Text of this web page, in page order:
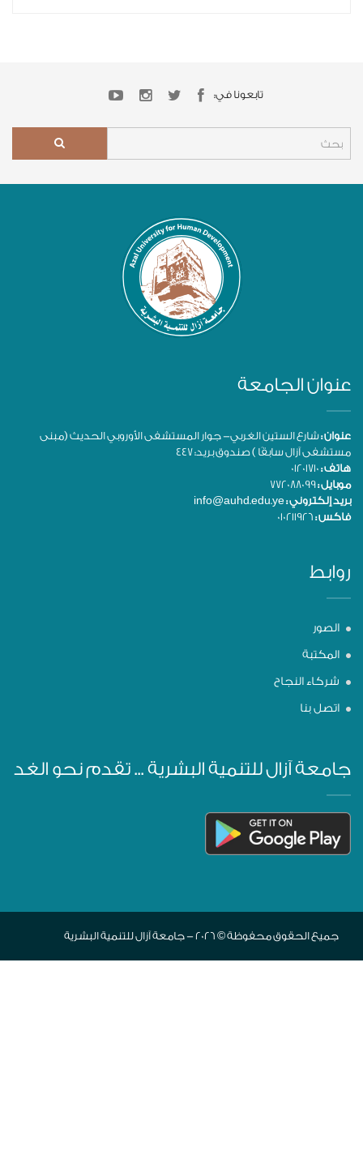
تابعونا في:
عنوان الجامعة
عنوان :شارع الستين الغربي- جوار المستشفى الأوروبي الحديث (مبنى
مستشفى آزال سابقًا ) صندوق بريد: 447
هاتف :
موبايل :
بريد إلكتروني :
فاكس :
روابط
الصور
المكتبة
شركاء النجاح
اتصل بنا
جامعة آزال للتنمية البشرية ... تقدم نحو الغد
جميع الحقوق محفوظة © 2026 - جامعة آزال للتنمية البشرية